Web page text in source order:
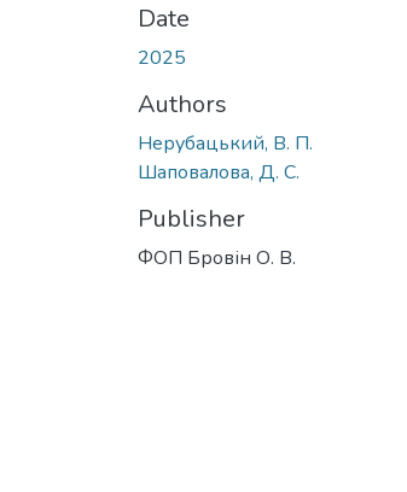
Date
2025
Authors
Нерубацький, В. П.
Шаповалова, Д. С.
Publisher
ФОП Бровін О. В.